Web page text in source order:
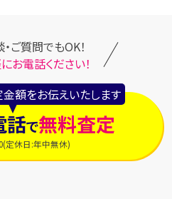
ご質問でもOK！
お電話ください！
金額をお伝えいたします
話で無料査定
定休日:年中無休)